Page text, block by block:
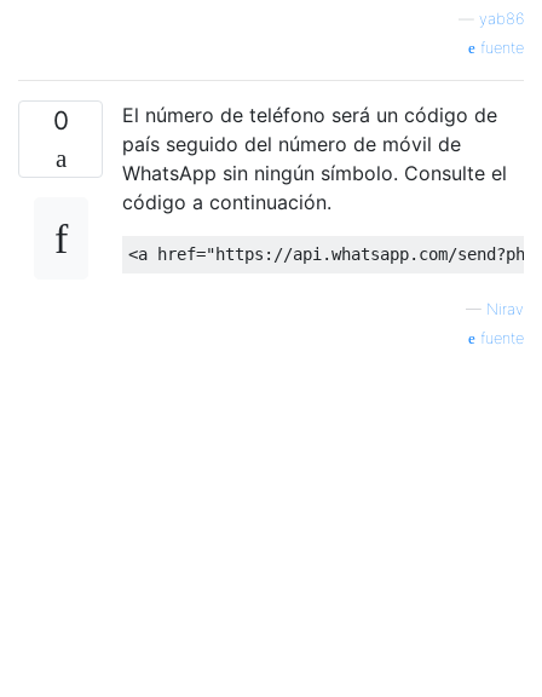
yab86
fuente
0
El número de teléfono será un código de
país seguido del número de móvil de
WhatsApp sin ningún símbolo. Consulte el
código a continuación.
<a href="https://api.whatsapp.com/
— Nirav
fuente